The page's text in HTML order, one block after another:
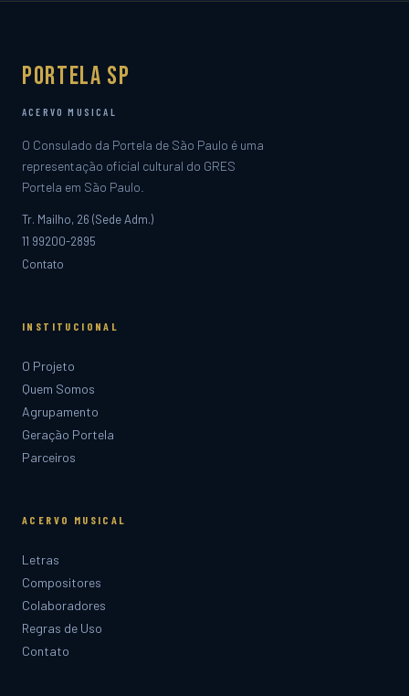
Portela SP
ACERVO MUSICAL
O Consulado da Portela de São Paulo é uma
representação oficial cultural do GRES
Portela em São Paulo.
Tr. Mailho, 26 (Sede Adm.)
11 99200-2895
Contato
INSTITUCIONAL
O Projeto
Quem Somos
Agrupamento
Geração Portela
Parceiros
ACERVO MUSICAL
Letras
Compositores
Colaboradores
Regras de Uso
Contato